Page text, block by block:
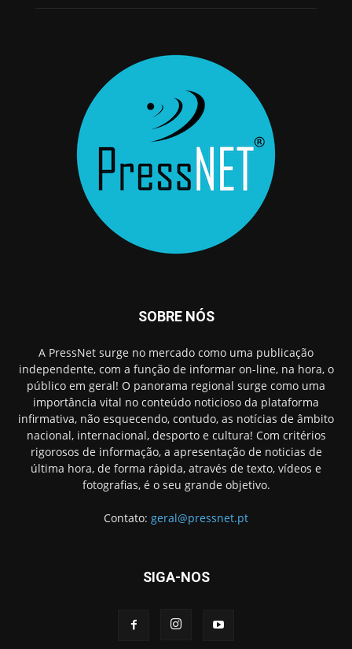
SOBRE NÓS
A PressNet surge no mercado como uma publicação
independente, com a função de informar on-line, na hora, o
público em geral! O panorama regional surge como uma
importância vital no conteúdo noticioso da plataforma
infirmativa, não esquecendo, contudo, as notícias de âmbito
nacional, internacional, desporto e cultura! Com critérios
rigorosos de informação, a apresentação de noticias de
última hora, de forma rápida, através de texto, vídeos e
fotografias, é o seu grande objetivo.
Contato: geral@pressnet.pt
SIGA-NOS